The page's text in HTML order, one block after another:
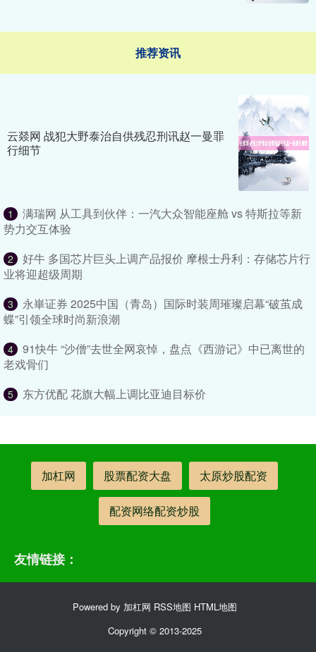
推荐资讯
云燚网 战犯大野泰治自供残忍刑讯赵一曼罪
行细节
1
满瑞网 从工具到伙伴：一汽大众智能座舱 vs 特斯拉等新
势力交互体验
2
好牛 多国芯片巨头上调产品报价 摩根士丹利：存储芯片行
业将迎超级周期
3
永崋证券 2025中国（青岛）国际时装周璀璨启幕“破茧成
蝶”引领全球时尚新浪潮
4
91快牛 “沙僧”去世全网哀悼，盘点《西游记》中已离世的
老戏骨们
5 东方优配 花旗大幅上调比亚迪目标价
加杠网 股票配资大盘 太原炒股配资
配资网络配资炒股
友情链接：
Powered by 加杠网 RSS地图 HTML地图
Copyright © 2013-2025